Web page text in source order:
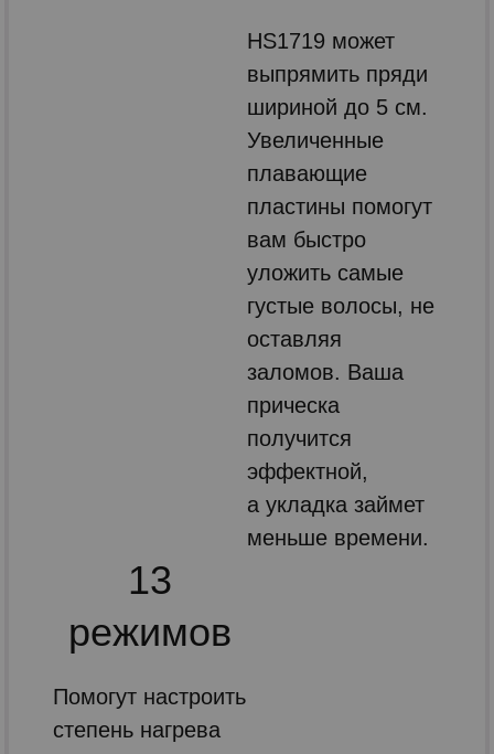
HS1719 может
выпрямить пряди
шириной до 5 см.
Увеличенные
плавающие
пластины помогут
вам быстро
уложить самые
густые волосы, не
оставляя
заломов. Ваша
прическа
получится
эффектной,
а укладка займет
меньше времени.
13
режимов
Помогут настроить
степень нагрева